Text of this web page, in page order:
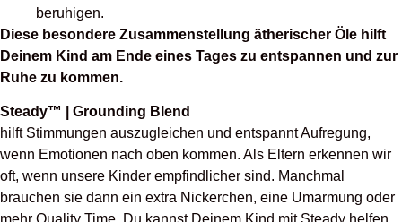
beruhigen.
Diese besondere Zusammenstellung ätherischer Öle hilft
Deinem Kind am Ende eines Tages zu entspannen und zur
Ruhe zu kommen.
Steady™ | Grounding Blend
hilft Stimmungen auszugleichen und entspannt Aufregung,
wenn Emotionen nach oben kommen. Als Eltern erkennen wir
oft, wenn unsere Kinder empfindlicher sind. Manchmal
brauchen sie dann ein extra Nickerchen, eine Umarmung oder